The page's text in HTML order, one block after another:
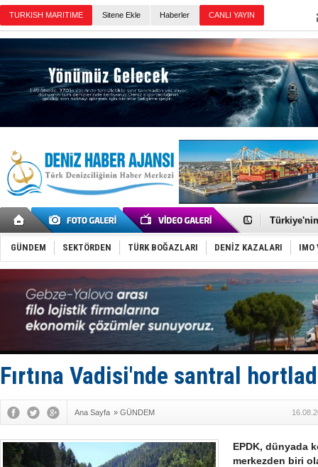
Sitene Ekle Haberler
TÜRKLİM
Dünyanın
Keşfedildi:
D-Marin,
Van’da
ASEAN ilk
TAYK -
İstanbul
İngiliz
GÜNDEM SEKTÖRDEN TÜRK BOĞAZLARI DENİZ KAZALARI IMO
Fırtına Vadisi'nde santral
Ana Sayfa » GÜNDEM
EPDK, dünyada
merkezden biri